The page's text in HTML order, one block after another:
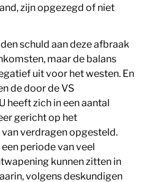
zijn opgezegd of niet
schuld aan deze afbraak
maar de balans
uit voor het westen. En
de door de VS
heeft zich in een aantal
gericht op het
verdragen opgesteld.
periode van veel
kunnen zitten in
volgens deskundigen